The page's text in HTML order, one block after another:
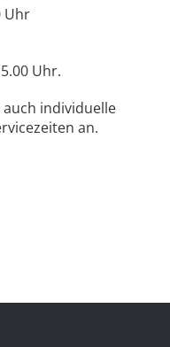
Uhr
Uhr.
individuelle
an.